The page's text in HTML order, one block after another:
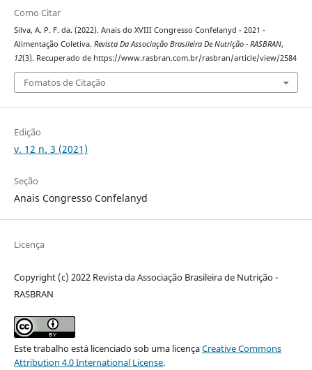
Como Citar
Silva, A. P. F. da. (2022). Anais do XVIII Congresso Confelanyd - 2021 -
Alimentação Coletiva. Revista Da Associação Brasileira De Nutrição - RASBRAN,
12(3). Recuperado de https://www.rasbran.com.br/rasbran/article/view/2584
Fomatos de Citação
Edição
v. 12 n. 3 (2021)
Seção
Anais Congresso Confelanyd
Licença
Copyright (c) 2022 Revista da Associação Brasileira de Nutrição -
RASBRAN
Este trabalho está licenciado sob uma licençaCreative Commons
Attribution 4.0 International License.